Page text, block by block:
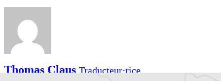
Thomas ClausTraducteur⋅rice